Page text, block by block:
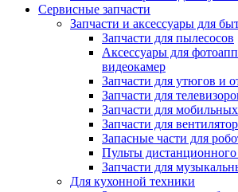
Сервисные запчасти
Запчасти и аксессуары для
Запчасти для пылесосов
Аксессуары для
видеокамер
Запчасти для утюгов и
Запчасти для
Запчасти для
Запчасти для
Запасные части для
Пульты
Запчасти для
Для кухонной техники